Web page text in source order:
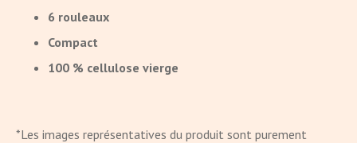
6 rouleaux
Compact
100 % cellulose vierge
*Les images représentatives du produit sont purement